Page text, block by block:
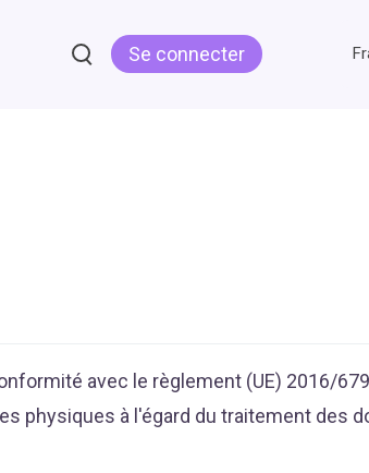
Se connecter
avec le règlement (UE) 2016/
physiques à l'égard du traitement des